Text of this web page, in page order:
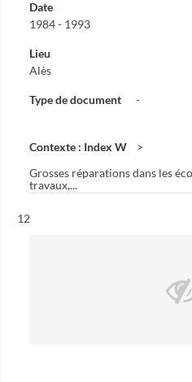
Date
1984 - 1993
Lieu
Alès
Type de document -
Contexte : Index W
Grosses réparations dans les
travaux,...
Résultat n°
12